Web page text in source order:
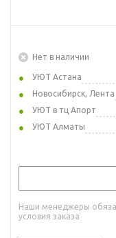
Нет в наличии
УЮТ Астана
Новосибирск, Лента
УЮТ в тц Апорт
УЮТ Алматы
Наши менеджеры
условия заказа